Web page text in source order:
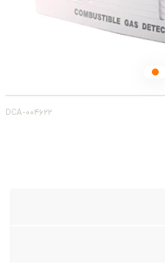
DCA-004622